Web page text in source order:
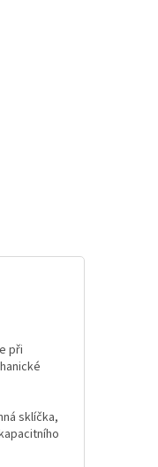
při
sklíčka,